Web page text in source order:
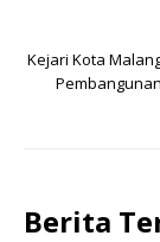
Kejari Kota
Berita